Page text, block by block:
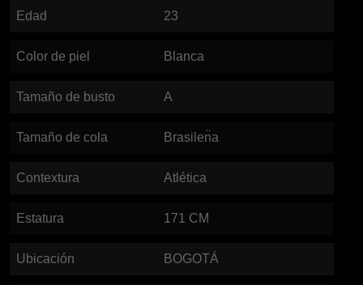
Edad 23
Color de piel Blanca
Tamaño de busto A
Tamaño de cola Brasilen̈a
Contextura Atlética
Estatura 171 CM
Ubicación BOGOTÁ